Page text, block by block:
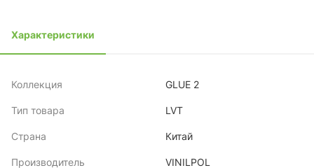
Характеристики
Коллекция GLUE 2
Тип товара LVT
Страна Китай
Производитель VINILPOL